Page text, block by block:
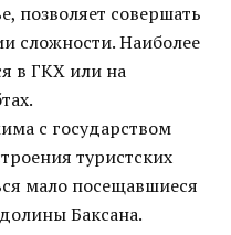
позволяет совершать
сложности. Наиболее
в ГКХ или на
с государством
туристских
мало посещавшиеся
Баксана.